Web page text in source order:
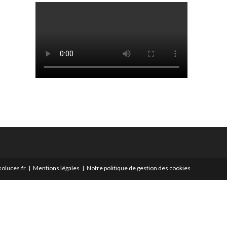
Mentions légales Notre politique de gestion des cookies